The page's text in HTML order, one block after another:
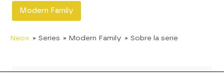
Modern Family
Neox » Series » Modern Family » Sobre la serie